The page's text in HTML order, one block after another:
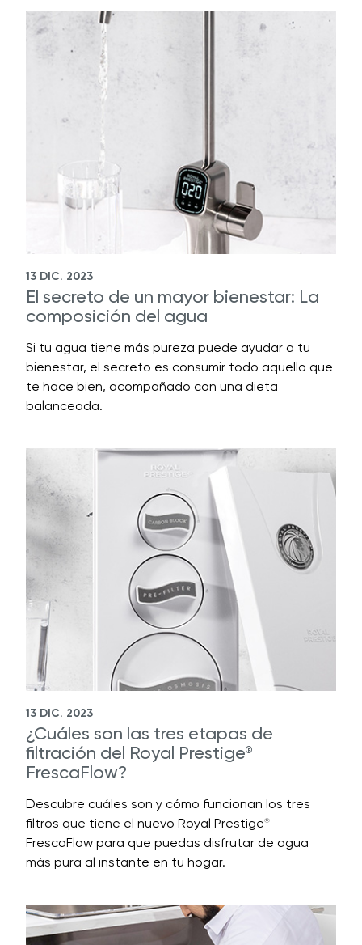
13 DIC. 2023
El secreto de un mayor bienestar: La
composición del agua
Si tu agua tiene más pureza puede ayudar a tu
bienestar, el secreto es consumir todo aquello que
te hace bien, acompañado con una dieta
balanceada.
13 DIC. 2023
¿Cuáles son las tres etapas de
filtración del Royal Prestige®
FrescaFlow?
Descubre cuáles son y cómo funcionan los tres
filtros que tiene el nuevo Royal Prestige®
FrescaFlow para que puedas disfrutar de agua
más pura al instante en tu hogar.